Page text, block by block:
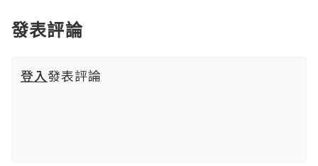
發表評論
登入發表評論